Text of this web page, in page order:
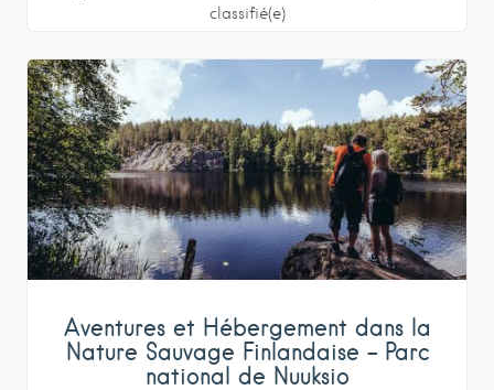
classifié(e)
Aventures et Hébergement dans la
Nature Sauvage Finlandaise – Parc
national de Nuuksio